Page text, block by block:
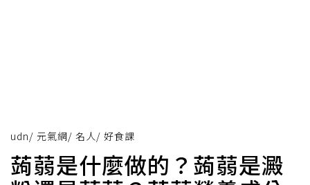
udn/ 元氣網/ 名人/ 好食課
蒟蒻是什麼做的？蒟蒻是澱